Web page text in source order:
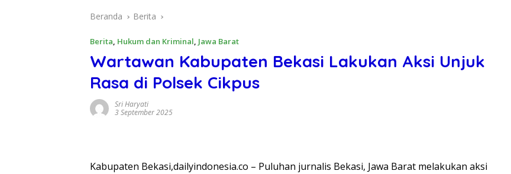
Beranda Berita
Berita, Hukum dan Kriminal, Jawa Barat
Wartawan Kabupaten Bekasi Lakukan Aksi Unjuk
Rasa di Polsek Cikpus
Sri Haryati
3 September 2025
Kabupaten Bekasi,dailyindonesia.co – Puluhan jurnalis Bekasi, Jawa Barat melakukan aksi